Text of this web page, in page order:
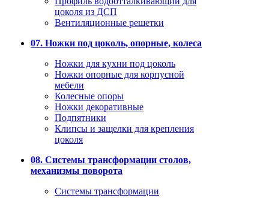
цоколя из ДСП
Вентиляционные решетки
07. Ножки под цоколь, опорные, колеса
Ножки для кухни под цоколь
Ножки опорные для корпусной
мебели
Колесные опоры
Ножки декоративные
Подпятники
Клипсы и защелки для крепления
цоколя
08. Системы трансформации столов,
механизмы поворота
Системы трансформации